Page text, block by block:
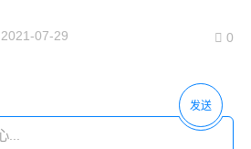
2021-07-29 0
发送